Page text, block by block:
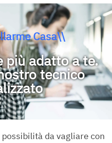
Casa\\
più adatto a te.
tecnico
da vagliare con